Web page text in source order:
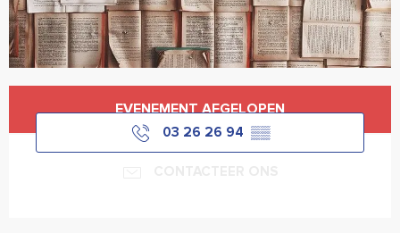
EVENEMENT AFGELOPEN
03 26 26 94 ▒▒